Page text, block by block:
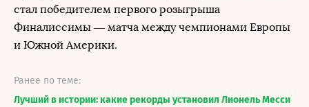
стал победителем первого розыгрыша
Финалиссимы — матча между чемпионами Европы
и Южной Америки.
Ранее по теме:
Лучший в истории: какие рекорды установил Лионель Месси